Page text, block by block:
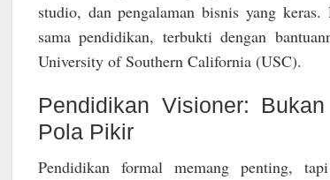
studio, dan pengalaman bisnis yang
sama pendidikan, terbukti dengan
University of Southern California (USC).
Pendidikan Visioner:
Pola Pikir
Pendidikan formal memang penting,